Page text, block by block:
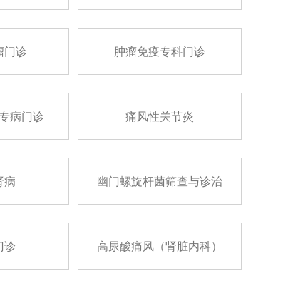
门诊 肿瘤免疫专科门诊
病门诊 痛风性关节炎
病 幽门螺旋杆菌筛查与诊治
诊 高尿酸痛风（肾脏内科）